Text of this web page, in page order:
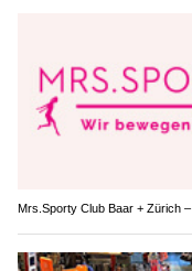
Mrs.Sporty Club Baar + Zürich